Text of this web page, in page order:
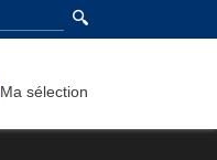
Ma sélection